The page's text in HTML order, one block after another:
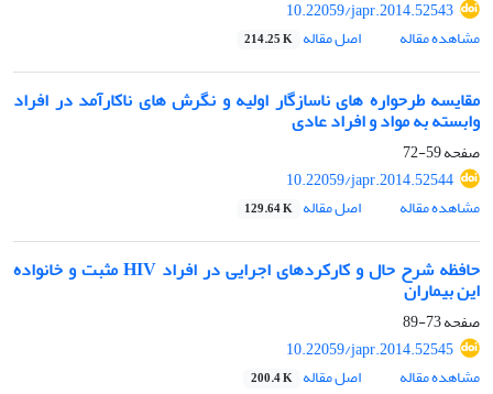
10.22059/japr.2014.52543
مشاهده مقاله
اصل مقاله 214.25 K
مقایسه طرحواره های ناسازگار اولیه و نگرش های ناکارآمد در افراد
وابسته به مواد و افراد عادی
صفحه59-72
10.22059/japr.2014.52544
مشاهده مقاله
اصل مقاله 129.64 K
حافظه شرح حال و کارکردهای اجرایی در افراد HIV مثبت و خانواده
این بیماران
صفحه73-89
10.22059/japr.2014.52545
مشاهده مقاله
اصل مقاله 200.4 K